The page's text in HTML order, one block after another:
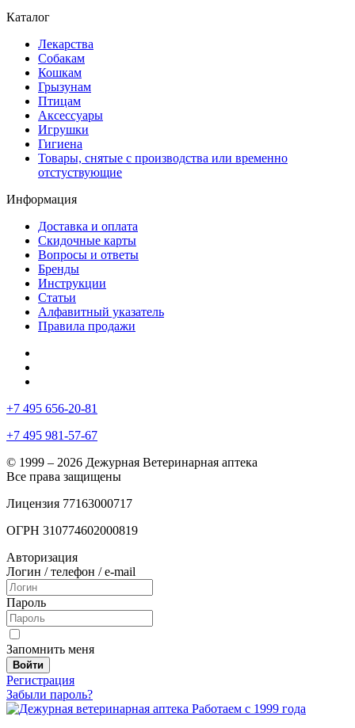
Каталог
Лекарства
Собакам
Кошкам
Грызунам
Птицам
Аксессуары
Игрушки
Гигиена
Товары, снятые с производства или временно
отстуствующие
Информация
Доставка и оплата
Скидочные карты
Вопросы и ответы
Бренды
Инструкции
Статьи
Алфавитный указатель
Правила продажи
+7 495 656-20-81
+7 495 981-57-67
© 1999 – 2026 Дежурная Ветеринарная аптека
Все права защищены
Лицензия 77163000717
ОГРН 310774602000819
Авторизация
Логин / телефон / e-mail
Пароль
Запомнить меня
Войти
Регистрация
Забыли пароль?
Работаем с 1999 года